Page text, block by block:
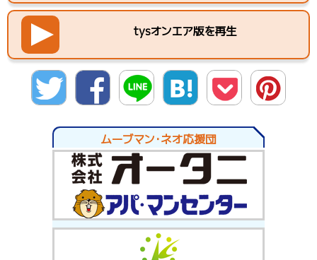
tysオンエア版を再生
ok
est
ムーブマン・ネオ応援団